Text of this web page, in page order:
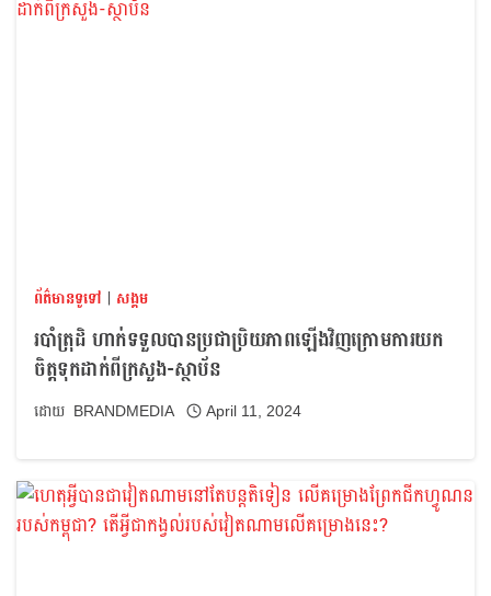
ព័ត៌មានទូទៅ | សង្គម
របាំត្រុដិ ហាក់ទទួលបានប្រជាប្រិយភាពឡើងវិញក្រោមការយក
ចិត្តទុកដាក់ពីក្រសួង-ស្ថាប័ន
BRANDMEDIA April 11, 2024